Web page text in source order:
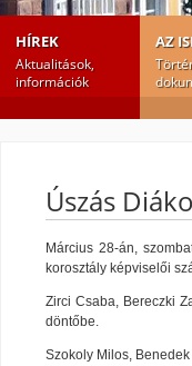
HÍREK
Aktualitások,
információk
AZ
Úszás
Március 28-án,
korosztály képviselői
Zirci Csaba, Bereczki
döntőbe.
Szokoly Milos,